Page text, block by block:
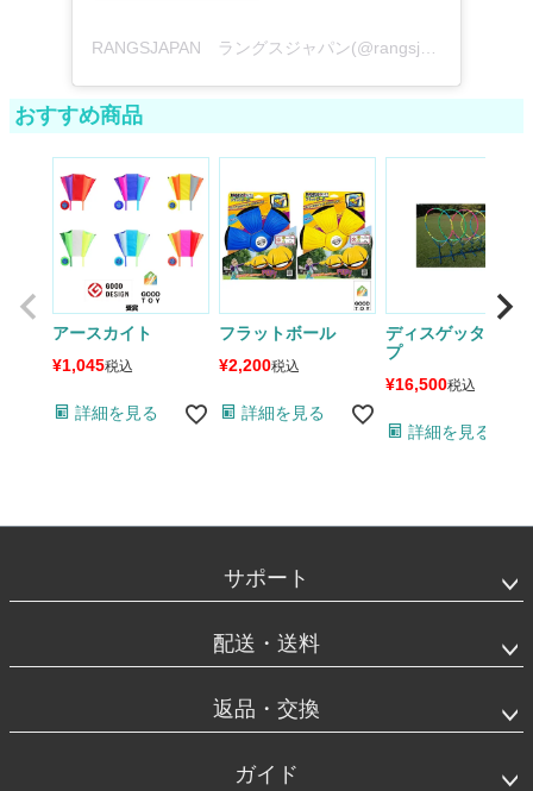
おすすめ商品
アースカイト
¥1,045税込
詳細を見る
フラットボール
¥2,200税込
詳細を見る
ディスゲッターフ
プ
¥16,500税込
詳細を見る
サポート
配送・送料
返品・交換
ガイド